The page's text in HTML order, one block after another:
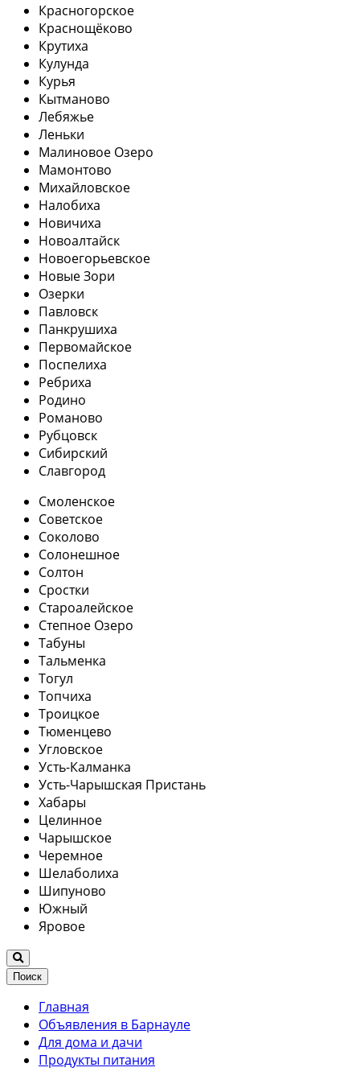
Красногорское
Краснощёково
Крутиха
Кулунда
Курья
Кытманово
Лебяжье
Леньки
Малиновое Озеро
Мамонтово
Михайловское
Налобиха
Новичиха
Новоалтайск
Новоегорьевское
Новые Зори
Озерки
Павловск
Панкрушиха
Первомайское
Поспелиха
Ребриха
Родино
Романово
Рубцовск
Сибирский
Славгород
Смоленское
Советское
Соколово
Солонешное
Солтон
Сростки
Староалейское
Степное Озеро
Табуны
Тальменка
Тогул
Топчиха
Троицкое
Тюменцево
Угловское
Усть-Калманка
Усть-Чарышская Пристань
Хабары
Целинное
Чарышское
Черемное
Шелаболиха
Шипуново
Южный
Яровое
Поиск
Главная
Объявления в Барнауле
Для дома и дачи
Продукты питания